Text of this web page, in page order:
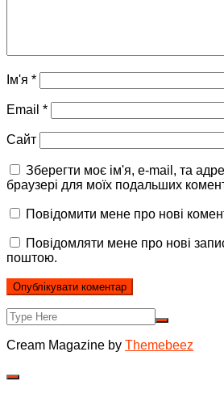
Ім'я *
Email *
Сайт
Зберегти моє ім'я, e-mail, та
браузері для моїх подальших
Повідомити мене про нові
Повідомляти мене про нові
поштою.
Cream Magazine by Themebeez